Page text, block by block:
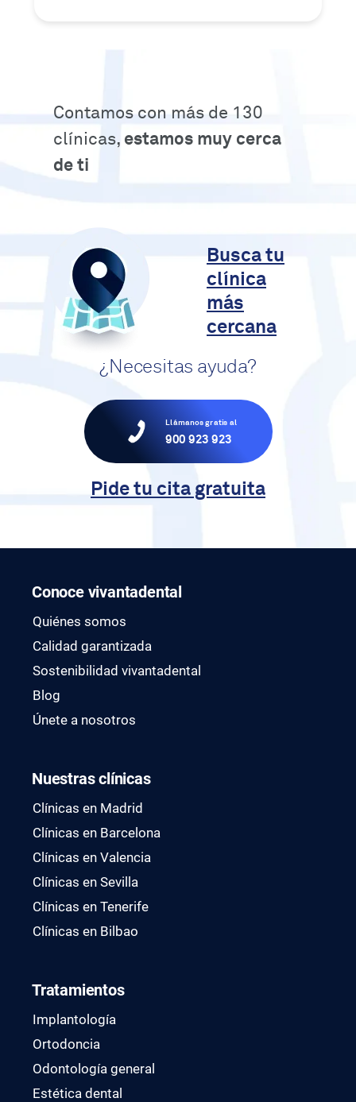
Contamos con más de 130
clínicas, estamos muy cerca
de ti
Busca tu
clínica
más
cercana
¿Necesitas ayuda?
Llámanos gratis al
900 923 923
Pide tu cita gratuita
Conoce vivantadental
Quiénes somos
Calidad garantizada
Sostenibilidad vivantadental
Blog
Únete a nosotros
Nuestras clínicas
Clínicas en Madrid
Clínicas en Barcelona
Clínicas en Valencia
Clínicas en Sevilla
Clínicas en Tenerife
Clínicas en Bilbao
Tratamientos
Implantología
Ortodoncia
Odontología general
Estética dental